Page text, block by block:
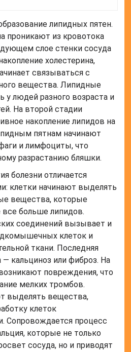
липидных пятен.
проникают из кровотока
слое стенки сосуда
холестерина,
связываться с
вещества. Липидные
у людей разного возраста и
На второй стадии
накопление липидов на
пятнам начинают
и лимфоциты, что
разрастанию бляшки.
болезни отличается
клетки начинают выделять
вещества, которые
больше липидов.
соединений вызывает и
клеток и
ткани. Последняя
— кальциноз или фиброз. На
повреждения, что
мелких тромбов.
выделять вещества,
клеток
Сопровождается процесс
которые не только
сосуда, но и приводят